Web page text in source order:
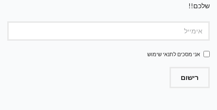
שלכם!!
אני מסכים לתנאי שימוש
רישום